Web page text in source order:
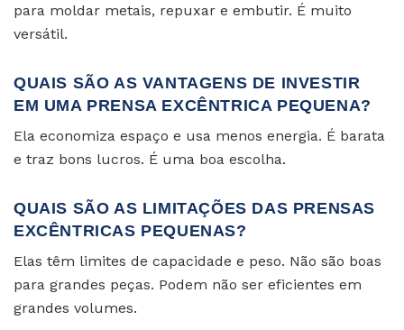
para moldar metais, repuxar e embutir. É muito
versátil.
QUAIS SÃO AS VANTAGENS DE INVESTIR
EM UMA PRENSA EXCÊNTRICA PEQUENA?
Ela economiza espaço e usa menos energia. É barata
e traz bons lucros. É uma boa escolha.
QUAIS SÃO AS LIMITAÇÕES DAS PRENSAS
EXCÊNTRICAS PEQUENAS?
Elas têm limites de capacidade e peso. Não são boas
para grandes peças. Podem não ser eficientes em
grandes volumes.